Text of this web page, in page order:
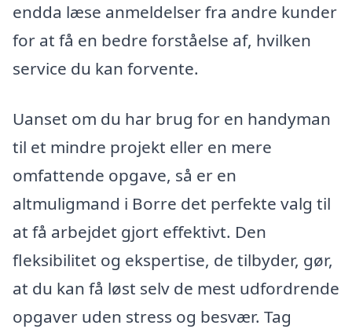
endda læse anmeldelser fra andre kunder
for at få en bedre forståelse af, hvilken
service du kan forvente.
Uanset om du har brug for en handyman
til et mindre projekt eller en mere
omfattende opgave, så er en
altmuligmand i Borre det perfekte valg til
at få arbejdet gjort effektivt. Den
fleksibilitet og ekspertise, de tilbyder, gør,
at du kan få løst selv de mest udfordrende
opgaver uden stress og besvær. Tag